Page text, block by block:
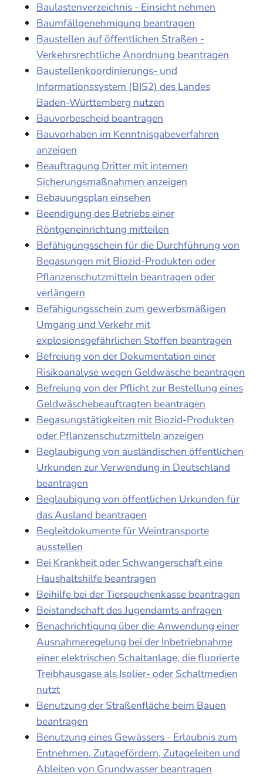
Baulastenverzeichnis - Einsicht nehmen
Baumfällgenehmigung beantragen
Baustellen auf öffentlichen Straßen -
Verkehrsrechtliche Anordnung beantragen
Baustellenkoordinierungs- und
Informationssystem (BIS2) des Landes
Baden-Württemberg nutzen
Bauvorbescheid beantragen
Bauvorhaben im Kenntnisgabeverfahren
anzeigen
Beauftragung Dritter mit internen
Sicherungsmaßnahmen anzeigen
Bebauungsplan einsehen
Beendigung des Betriebs einer
Röntgeneinrichtung mitteilen
Befähigungsschein für die Durchführung von
Begasungen mit Biozid-Produkten oder
Pflanzenschutzmitteln beantragen oder
verlängern
Befähigungsschein zum gewerbsmäßigen
Umgang und Verkehr mit
explosionsgefährlichen Stoffen beantragen
Befreiung von der Dokumentation einer
Risikoanalyse wegen Geldwäsche beantragen
Befreiung von der Pflicht zur Bestellung eines
Geldwäschebeauftragten beantragen
Begasungstätigkeiten mit Biozid-Produkten
oder Pflanzenschutzmitteln anzeigen
Beglaubigung von ausländischen öffentlichen
Urkunden zur Verwendung in Deutschland
beantragen
Beglaubigung von öffentlichen Urkunden für
das Ausland beantragen
Begleitdokumente für Weintransporte
ausstellen
Bei Krankheit oder Schwangerschaft eine
Haushaltshilfe beantragen
Beihilfe bei der Tierseuchenkasse beantragen
Beistandschaft des Jugendamts anfragen
Benachrichtigung über die Anwendung einer
Ausnahmeregelung bei der Inbetriebnahme
einer elektrischen Schaltanlage, die fluorierte
Treibhausgase als Isolier- oder Schaltmedien
nutzt
Benutzung der Straßenfläche beim Bauen
beantragen
Benutzung eines Gewässers - Erlaubnis zum
Entnehmen, Zutagefördern, Zutageleiten und
Ableiten von Grundwasser beantragen